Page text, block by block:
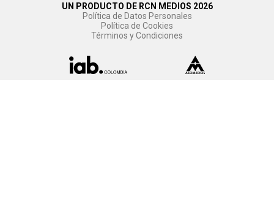
UN PRODUCTO DE RCN MEDIOS 2026
Política de Datos Personales
Política de Cookies
Términos y Condiciones